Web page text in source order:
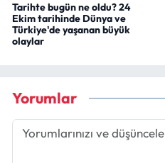
Tarihte bugün ne oldu? 24
Ekim tarihinde Dünya ve
Türkiye'de yaşanan büyük
olaylar
Yorumlar